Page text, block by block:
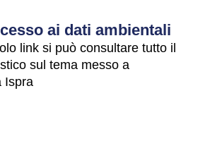
ai dati ambientali
link si può consultare tutto il
sul tema messo a
Ispra